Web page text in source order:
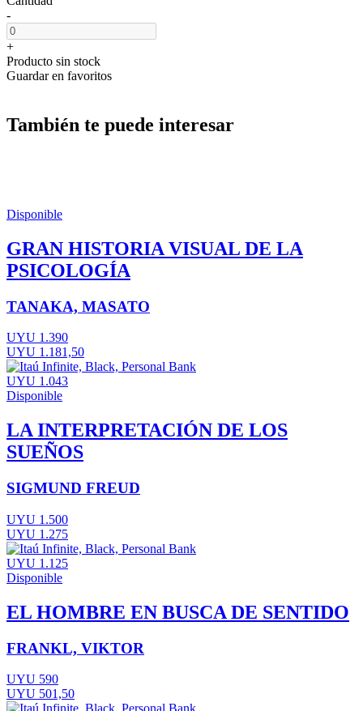
-
+
Producto sin stock
Guardar en favoritos
También te puede interesar
Disponible
GRAN HISTORIA VISUAL DE LA
PSICOLOGÍA
TANAKA, MASATO
UYU 1.390
UYU 1.181,50
UYU 1.043
Disponible
LA INTERPRETACIÓN DE LOS
SUEÑOS
SIGMUND FREUD
UYU 1.500
UYU 1.275
UYU 1.125
Disponible
EL HOMBRE EN BUSCA DE SENTIDO
FRANKL, VIKTOR
UYU 590
UYU 501,50